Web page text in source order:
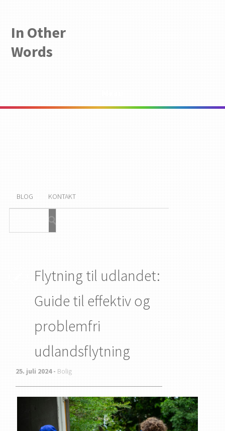
In Other
Words
BLOG KONTAKT
Flytning til udlandet:
Guide til effektiv og
problemfri
udlandsflytning
25. juli 2024 - Bolig